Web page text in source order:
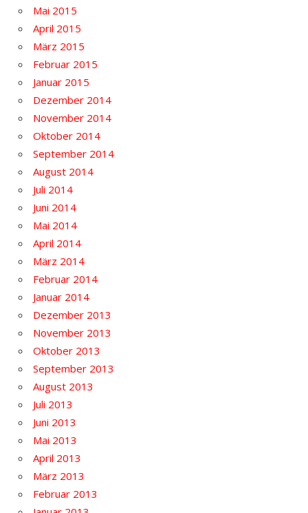
Mai 2015
April 2015
März 2015
Februar 2015
Januar 2015
Dezember 2014
November 2014
Oktober 2014
September 2014
August 2014
Juli 2014
Juni 2014
Mai 2014
April 2014
März 2014
Februar 2014
Januar 2014
Dezember 2013
November 2013
Oktober 2013
September 2013
August 2013
Juli 2013
Juni 2013
Mai 2013
April 2013
März 2013
Februar 2013